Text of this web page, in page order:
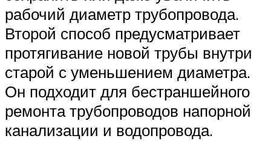
рабочий диаметр трубопровода.
Второй способ предусматривает
протягивание новой трубы внутри
старой с уменьшением диаметра.
Он подходит для бестраншейного
ремонта трубопроводов напорной
канализации и водопровода.